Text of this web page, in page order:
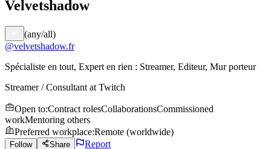
Velvetshadow
(any/all)
@velvetshadow.fr
Spécialiste en tout, Expert en rien : Streamer, Editeur, Mur porteur
Streamer / Consultant at Twitch
Open to:Contract rolesCollaborationsCommissioned
workMentoring others
Preferred workplace:Remote (worldwide)
Follow Share Report